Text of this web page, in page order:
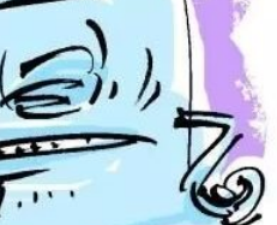
Chapa 1 – “Unidade,
Resistência e Luta
eleição do Sindisan
25 de julho de 2026